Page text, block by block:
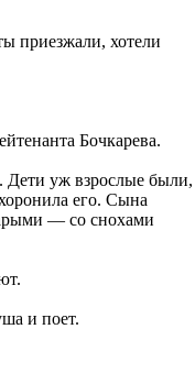
приезжали, хотели
Бочкарева.
Дети уж взрослые были,
его. Сына
— со снохами
и поет.